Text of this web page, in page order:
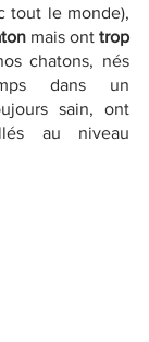
tout le monde),
mais ont trop
chatons, nés
dans un
sain, ont
au niveau